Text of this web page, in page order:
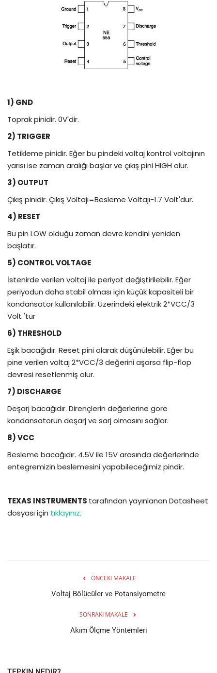
1) GND
Toprak pinidir. 0V'dir.
2) TRIGGER
Tetikleme pinidir. Eğer bu pindeki voltaj kontrol voltajının
yarısı ise zaman aralığı başlar ve çıkış pini HIGH olur.
3) OUTPUT
Çıkış pinidir. Çıkış Voltajı=Besleme Voltajı-1.7 Volt'dur.
4) RESET
Bu pin LOW olduğu zaman devre kendini yeniden
başlatır.
5) CONTROL VOLTAGE
İstenirde verilen voltaj ile periyot değiştirilebilir. Eğer
periyodun daha stabil olması için küçük kapasiteli bir
kondansator kullanılabilir. Üzerindeki elektrik 2*VCC/3
Volt 'tur
6) THRESHOLD
Eşik bacağıdır. Reset pini olarak düşünülebilir. Eğer bu
pine verilen voltaj 2*VCC/3 değerini aşarsa flip-flop
devresi resetlenmiş olur.
7) DISCHARGE
Deşarj bacağıdır. Dirençlerin değerlerine göre
kondansatorün deşarj ve sarj olmasını sağlar.
8) VCC
Besleme bacağıdır. 4.5V ile 15V arasında değerlerinde
entegremizin beslemesini yapabileceğimiz pindir.
TEXAS INSTRUMENTS tarafından yayınlanan Datasheet
dosyası için tıklayınız.
ÖNCEKI MAKALE
Voltaj Bölücüler ve Potansiyometre
SONRAKI MAKALE
Akım Ölçme Yöntemleri